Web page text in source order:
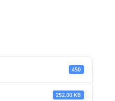
450
252.00 KB